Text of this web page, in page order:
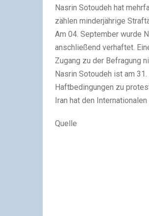
Nasrin Sotoudeh hat
zählen minderjährige
Am 04. September wurde
anschließend verhaftet.
Zugang zu der Befragung
Nasrin Sotoudeh ist am
Haftbedingungen zu
Iran hat den
Quelle